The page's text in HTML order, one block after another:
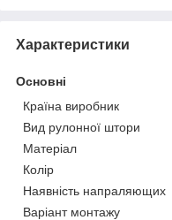
Характеристики
Основні
Країна виробник
Вид рулонної штори
Матеріал
Колір
Наявність напраляющих
Варіант монтажу